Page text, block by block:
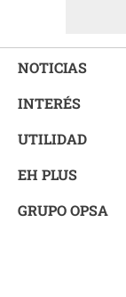
NOTICIAS
INTERÉS
UTILIDAD
EH PLUS
GRUPO OPSA